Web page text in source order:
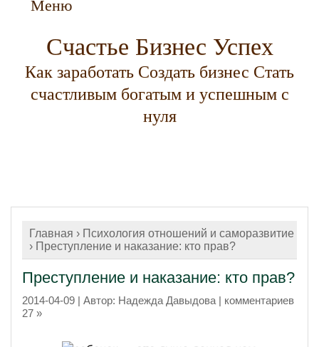
Меню
Счастье Бизнес Успех
Как заработать Создать бизнес Стать
счастливым богатым и успешным с
нуля
Главная › Психология отношений и саморазвитие
› Преступление и наказание: кто прав?
Преступление и наказание: кто прав?
2014-04-09 | Автор: Надежда Давыдова | комментариев
27 »